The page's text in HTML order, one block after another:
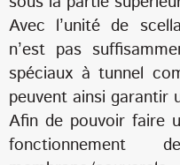
Avec l’unité de
n’est pas
spéciaux à tunnel
peuvent ainsi garantir
Afin de pouvoir faire
fonctionnement